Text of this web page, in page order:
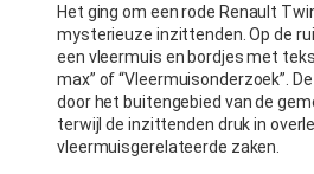
Het ging om een rode Renault
mysterieuze inzittenden. Op de
een vleermuis en bordjes met
max” of “Vleermuisonderzoek”.
door het buitengebied van de
terwijl de inzittenden druk in
vleermuisgerelateerde zaken.